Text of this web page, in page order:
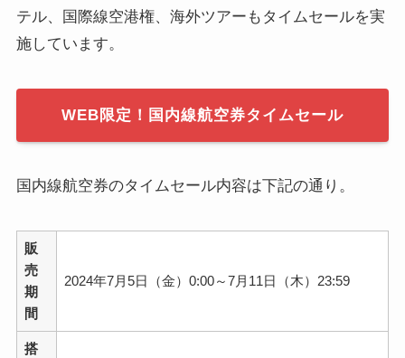
テル、国際線空港権、海外ツアーもタイムセールを実
施しています。
WEB限定！国内線航空券タイムセール
国内線航空券のタイムセール内容は下記の通り。
販
売
期
間
2024年7月5日（金）0:00～7月11日（木）23:59
搭